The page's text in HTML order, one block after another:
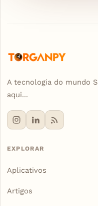
A tecnologia do mundo
aqui...
EXPLORAR
Aplicativos
Artigos